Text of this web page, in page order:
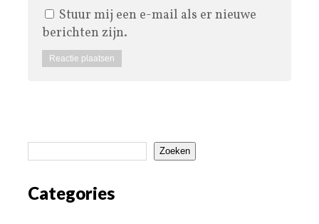
Stuur mij een e-mail als er nieuwe
berichten zijn.
Zoeken
Categories